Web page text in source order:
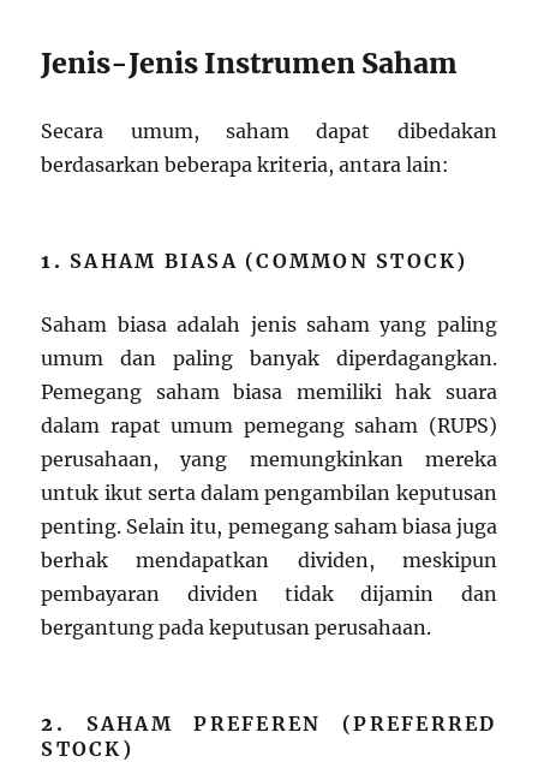
Jenis-Jenis Instrumen Saham
Secara umum, saham dapat dibedakan
berdasarkan beberapa kriteria, antara lain:
1. SAHAM BIASA (COMMON STOCK)
Saham biasa adalah jenis saham yang paling
umum dan paling banyak diperdagangkan.
Pemegang saham biasa memiliki hak suara
dalam rapat umum pemegang saham (RUPS)
perusahaan, yang memungkinkan mereka
untuk ikut serta dalam pengambilan keputusan
penting. Selain itu, pemegang saham biasa juga
berhak mendapatkan dividen, meskipun
pembayaran dividen tidak dijamin dan
bergantung pada keputusan perusahaan.
2. SAHAM PREFEREN (PREFERRED
STOCK)